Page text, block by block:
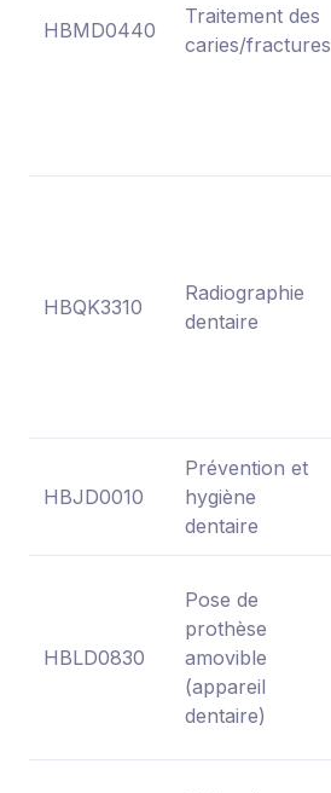
HBMD0440
Traitement des
caries/fractures
HBQK3310
Radiographie
dentaire
HBJD0010
Prévention et
hygiène
dentaire
HBLD0830
Pose de
prothèse
amovible
(appareil
dentaire)